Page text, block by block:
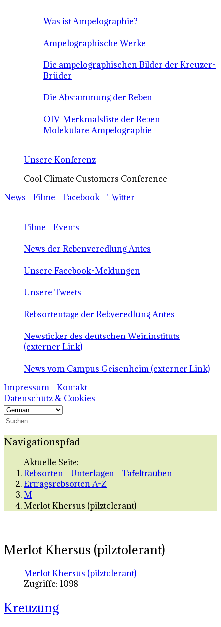
Was ist Ampelographie?
Ampelographische Werke
Die ampelographischen Bilder der Kreuzer-
Brüder
Die Abstammung der Reben
OIV-Merkmalsliste der Reben
Molekulare Ampelographie
Unsere Konferenz
Cool Climate Customers Conference
News - Filme - Facebook - Twitter
Filme - Events
News der Rebenveredlung Antes
Unsere Facebook-Meldungen
Unsere Tweets
Rebsortentage der Rebveredlung Antes
Newsticker des deutschen Weininstituts
(externer Link)
News vom Campus Geisenheim (externer Link)
Impressum - Kontakt
Datenschutz & Cookies
Navigationspfad
Aktuelle Seite:
Rebsorten - Unterlagen - Tafeltrauben
Ertragsrebsorten A-Z
M
Merlot Khersus (pilztolerant)
Merlot Khersus (pilztolerant)
Merlot Khersus (pilztolerant)
Zugriffe: 1098
Kreuzung